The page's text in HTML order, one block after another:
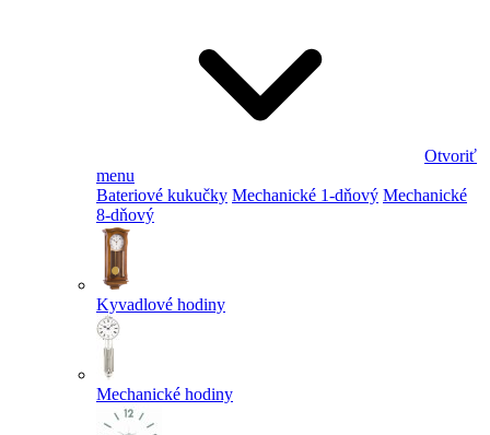
Otvoriť
menu
Bateriové kukučky Mechanické 1-dňový Mechanické
8-dňový
Kyvadlové hodiny
Mechanické hodiny